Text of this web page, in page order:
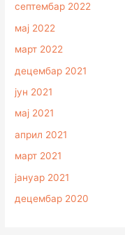
септембар 2022
мај 2022
март 2022
децембар 2021
јун 2021
мај 2021
април 2021
март 2021
јануар 2021
децембар 2020